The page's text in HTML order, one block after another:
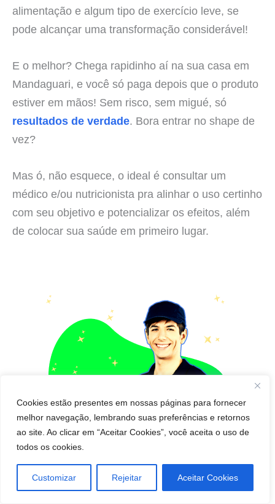
Cookies estão presentes em nossas páginas para fornecer
melhor navegação, lembrando suas preferências e retornos
ao site. Ao clicar em “Aceitar Cookies”, você aceita o uso de
todos os cookies.
Customizar Rejeitar Aceitar Cookies
alimentação e algum tipo de exercício leve, se
pode alcançar uma transformação considerável!
E o melhor? Chega rapidinho aí na sua casa em
Mandaguari, e você só paga depois que o produto
estiver em mãos! Sem risco, sem migué, só
resultados de verdade. Bora entrar no shape de
vez?
Mas ó, não esquece, o ideal é consultar um
médico e/ou nutricionista pra alinhar o uso certinho
com seu objetivo e potencializar os efeitos, além
de colocar sua saúde em primeiro lugar.